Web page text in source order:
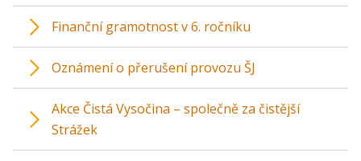
Finanční gramotnost v 6. ročníku
Oznámení o přerušení provozu ŠJ
Akce Čistá Vysočina – společně za čistější
Strážek